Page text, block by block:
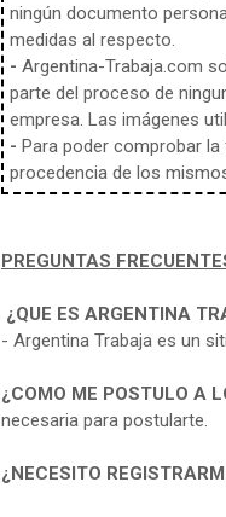
ningún documento
medidas al respecto.
- Argentina-Trabaja.com
parte del proceso de
empresa. Las imágenes
- Para poder comprobar
procedencia de los
PREGUNTAS
¿QUE ES ARGENTINA
- Argentina Trabaja es un
¿COMO ME POSTULO A
necesaria para postularte.
¿NECESITO